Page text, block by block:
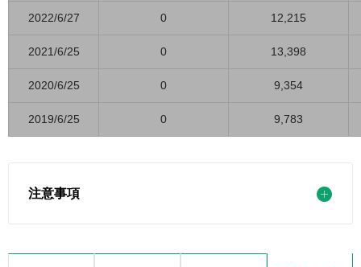
2022/6/27 0 12,215
2021/6/25 0 13,398
2020/6/25 0 9,354
2019/6/25 0 9,783
注意事項